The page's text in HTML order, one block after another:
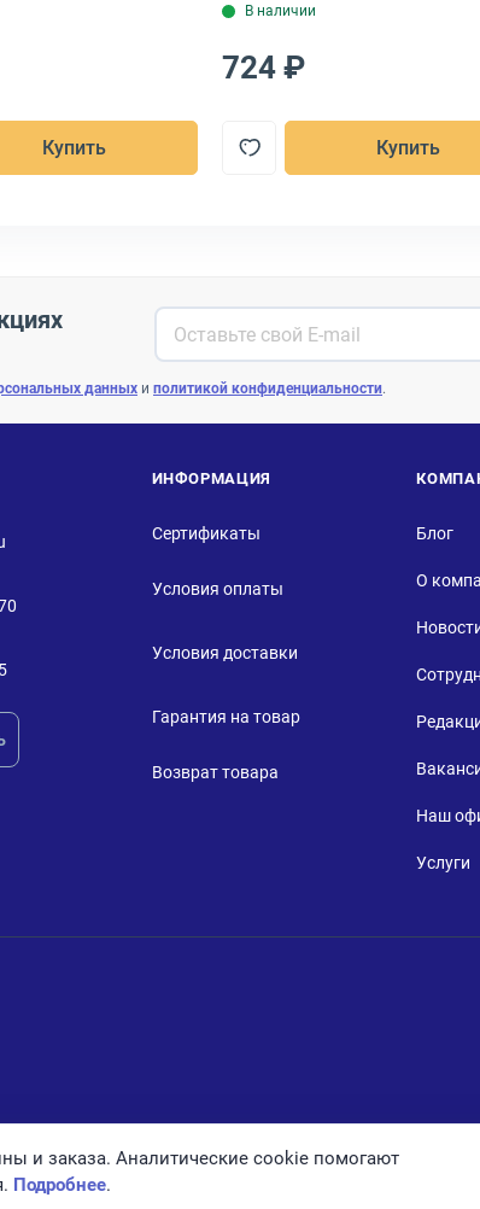
Купить
В наличии
724 ₽
Купить
данных и политикой конфиденциальности.
ИНФОРМАЦИЯ
Сертификаты
Условия оплаты
Условия доставки
Гарантия на товар
Возврат товара
Блог
О
Наш
Услуги
и заказа. Аналитические cookie помогают
Подробнее.